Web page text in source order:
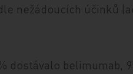
nežádoucích účinků
dostávalo be­li­mu­mab,